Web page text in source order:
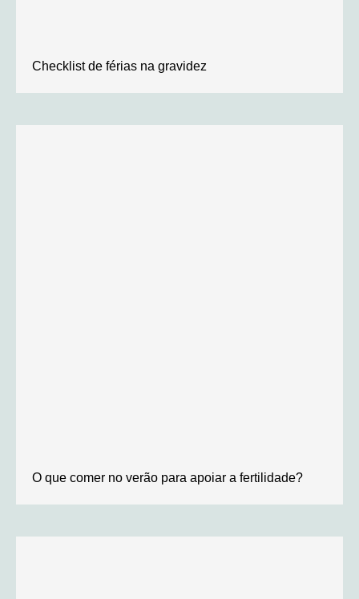
Checklist de férias na gravidez
O que comer no verão para apoiar a fertilidade?